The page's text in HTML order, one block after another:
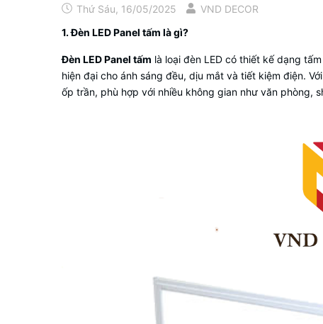
Thứ Sáu, 16/05/2025
VND DECOR
1. Đèn LED Panel tấm là gì?
Đèn LED Panel tấm là loại đèn LED có thiết kế dạng
hiện đại cho ánh sáng đều, dịu mắt và tiết kiệm điện.
ốp trần, phù hợp với nhiều không gian như văn phòng,